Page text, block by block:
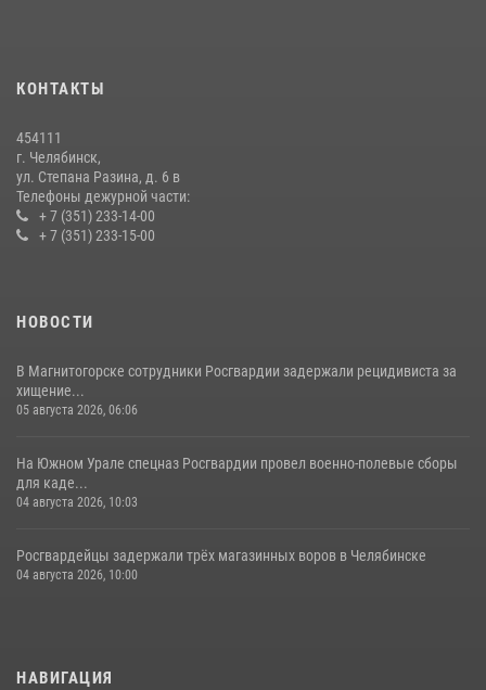
08 июля 2026, 12:05
КОНТАКТЫ
454111
г. Челябинск,
ул. Степана Разина, д. 6 в
Телефоны дежурной части:
+ 7 (351) 233-14-00
+ 7 (351) 233-15-00
НОВОСТИ
В Магнитогорске сотрудники Росгвардии задержали рецидивиста за
хищение...
05 августа 2026, 06:06
На Южном Урале спецназ Росгвардии провел военно-полевые сборы
для каде...
04 августа 2026, 10:03
Росгвардейцы задержали трёх магазинных воров в Челябинске
04 августа 2026, 10:00
НАВИГАЦИЯ